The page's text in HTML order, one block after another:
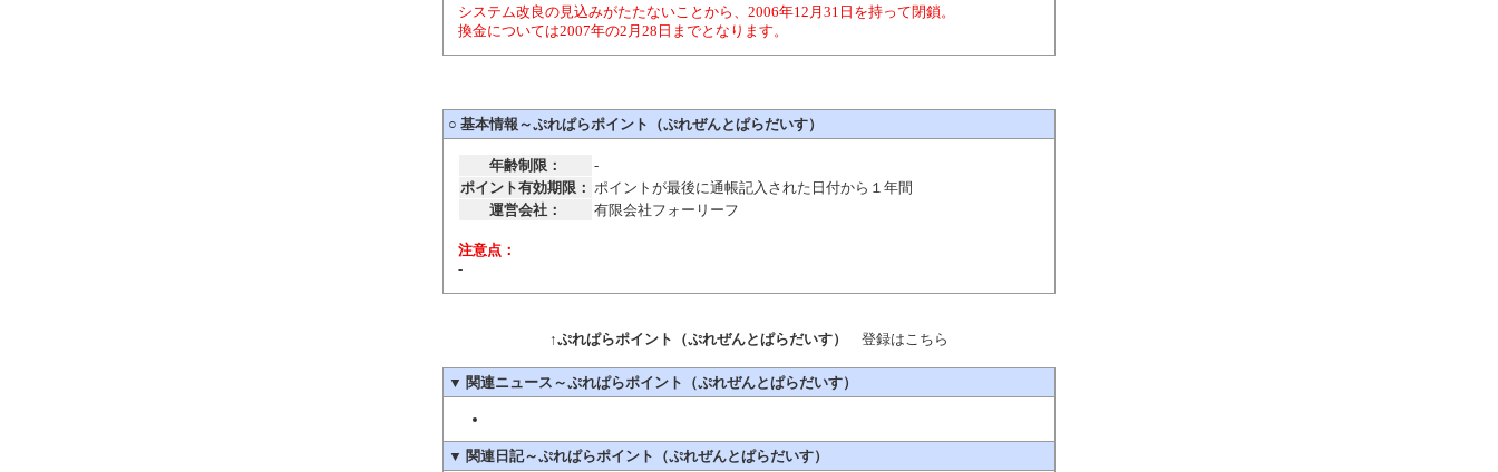
システム改良の見込みがたたないことから、2006年12月31日を持って閉鎖。
換金については2007年の2月28日までとなります。
○ 基本情報～ぷれぱらポイント（ぷれぜんとぱらだいす）
年齢制限：
-
ポイント有効期限： ポイントが最後に通帳記入された日付から１年間
運営会社：
有限会社フォーリーフ
注意点：
-
↑ぷれぱらポイント（ぷれぜんとぱらだいす） 登録はこちら
▼ 関連ニュース～ぷれぱらポイント（ぷれぜんとぱらだいす）
▼ 関連日記～ぷれぱらポイント（ぷれぜんとぱらだいす）